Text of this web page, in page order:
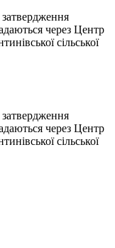
через Центр
сільської
через Центр
сільської